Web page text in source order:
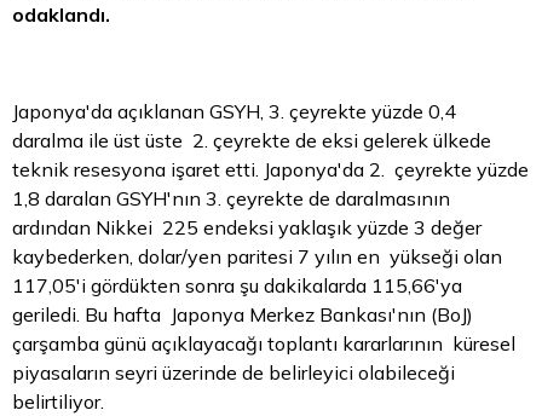
odaklandı.
Japonya'da açıklanan GSYH, 3. çeyrekte yüzde 0,4
daralma ile üst üste 2. çeyrekte de eksi gelerek ülkede
teknik resesyona işaret etti. Japonya'da 2. çeyrekte yüzde
1,8 daralan GSYH'nın 3. çeyrekte de daralmasının
ardından Nikkei 225 endeksi yaklaşık yüzde 3 değer
kaybederken, dolar/yen paritesi 7 yılın en yükseği olan
117,05'i gördükten sonra şu dakikalarda 115,66'ya
geriledi. Bu hafta Japonya Merkez Bankası'nın (BoJ)
çarşamba günü açıklayacağı toplantı kararlarının küresel
piyasaların seyri üzerinde de belirleyici olabileceği
belirtiliyor.